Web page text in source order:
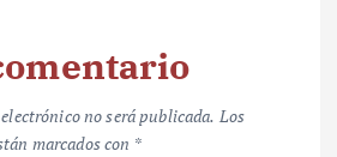
no será publicada. Los
marcados con *